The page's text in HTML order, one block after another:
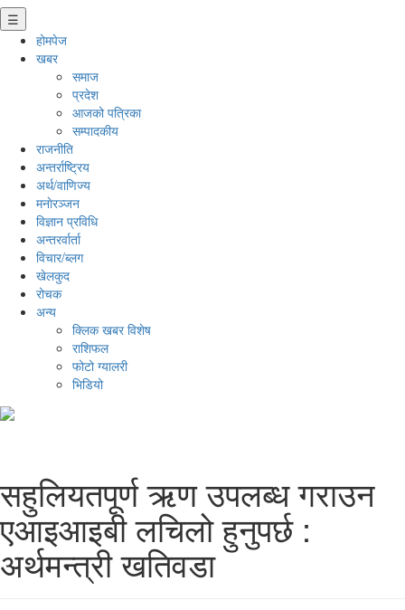
☰
होमपेज
खबर
समाज
प्रदेश
आजको पत्रिका
सम्पादकीय
राजनीति
अन्तर्राष्ट्रिय
अर्थ/वाणिज्य
मनाेरञ्जन
विज्ञान प्रविधि
अन्तरर्वार्ता
विचार/ब्लग
खेलकुद
रोचक
अन्य
क्लिक खबर विशेष
राशिफल
फोटो ग्यालरी
भिडियो
सहुलियतपूर्ण ऋण उपलब्ध गराउन
एआइआइबी लचिलो हुनुपर्छ :
अर्थमन्त्री खतिवडा